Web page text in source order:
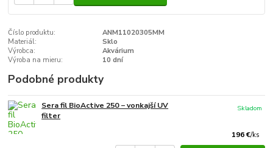
Číslo produktu:
ANM11020305MM
Materiál:
Sklo
Výrobca:
Akvárium
Výroba na mieru:
10 dní
Podobné produkty
Sera fil BioActive 250 − vonkajší UV
filter
196 €/ks
Skladom